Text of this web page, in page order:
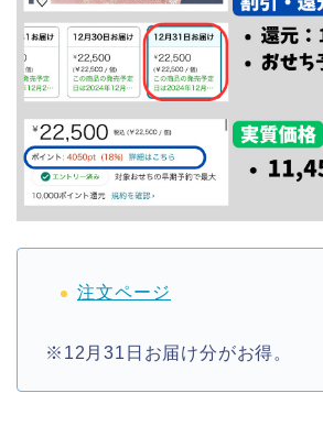
注文ページ
※12月31日お届け分がお得。